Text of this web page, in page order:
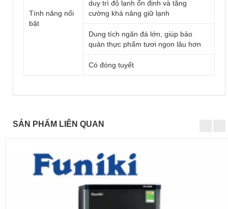
Tính năng nổi
bật
duy trì độ lạnh ổn định và tăng
cường khả năng giữ lạnh
Dung tích ngăn đá lớn, giúp bảo
quản thực phẩm tươi ngon lâu hơn
Có đóng tuyết
SẢN PHẨM LIÊN QUAN